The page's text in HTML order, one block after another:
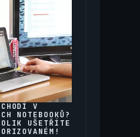
V
NOTEBOOKŮ?
UŠETŘÍTE